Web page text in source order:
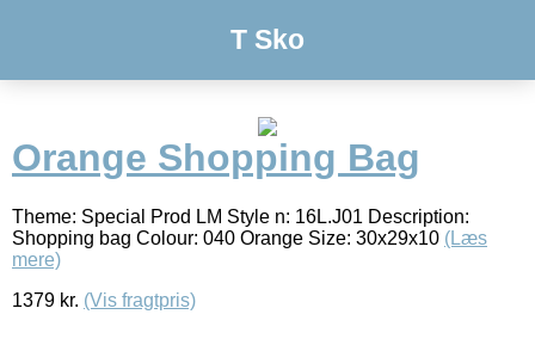
T Sko
Orange Shopping Bag
Theme: Special Prod LM Style n: 16L.J01 Description:
Shopping bag Colour: 040 Orange Size: 30x29x10 (Læs
mere)
1379 kr. (Vis fragtpris)